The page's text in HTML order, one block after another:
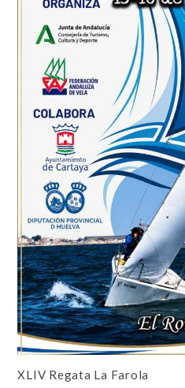
XLIV Regata La Farola